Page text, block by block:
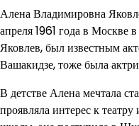
Алена Владимировна
апреля 1961 года в Москве
Яковлев, был известным
Вашакидзе, тоже была
В детстве Алена мечтала
проявляла интерес к